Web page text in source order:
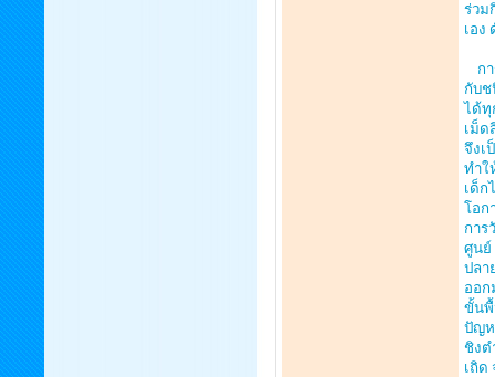
ร่วม
เอง
กา
กับช
ได้ทุ
เม็ด
จึงเ
ทำใ
เด็ก
โอก
การ
ศูนย์
ปลา
ออก
ขั้นพื้
ปัญห
ชิงต
เถิด